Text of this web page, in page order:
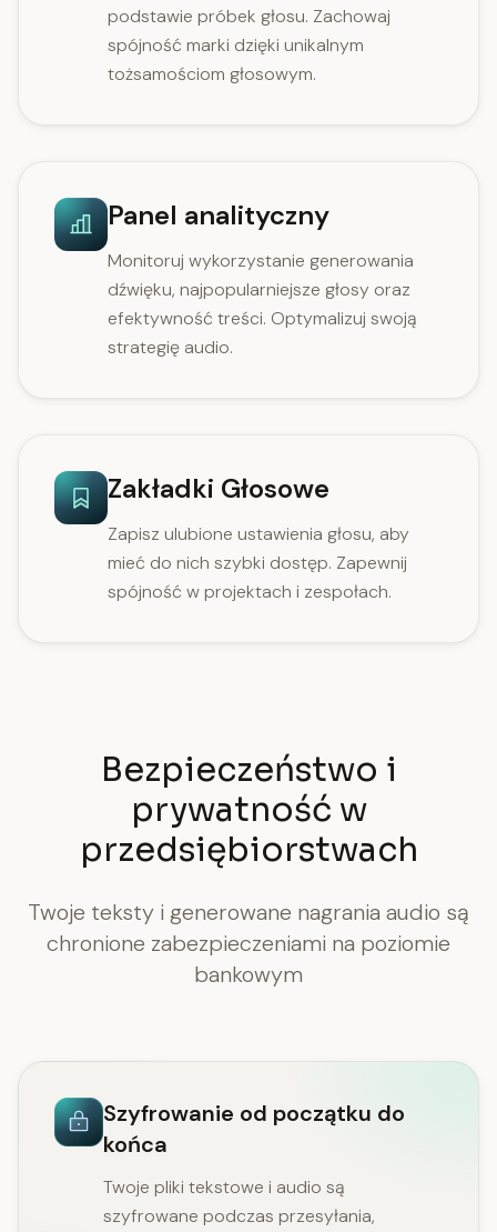
podstawie próbek głosu. Zachowaj
spójność marki dzięki unikalnym
tożsamościom głosowym.
Panel analityczny
Monitoruj wykorzystanie generowania
dźwięku, najpopularniejsze głosy oraz
efektywność treści. Optymalizuj swoją
strategię audio.
Zakładki Głosowe
Zapisz ulubione ustawienia głosu, aby
mieć do nich szybki dostęp. Zapewnij
spójność w projektach i zespołach.
Bezpieczeństwo i
prywatność w
przedsiębiorstwach
Twoje teksty i generowane nagrania audio są
chronione zabezpieczeniami na poziomie
bankowym
Szyfrowanie od początku do
końca
Twoje pliki tekstowe i audio są
szyfrowane podczas przesyłania,